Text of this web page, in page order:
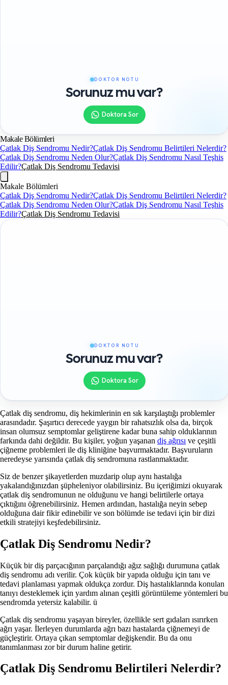
DOKTOR NOTU
Sorunuz mu var?
Doktora Sor
Makale Bölümleri
Çatlak Diş Sendromu Nedir?Çatlak Diş Sendromu Belirtileri Nelerdir?
Çatlak Diş Sendromu Neden Olur?Çatlak Diş Sendromu Nasıl Teşhis
Edilir?Çatlak Diş Sendromu Tedavisi
Makale Bölümleri
Çatlak Diş Sendromu Nedir?Çatlak Diş Sendromu Belirtileri Nelerdir?
Çatlak Diş Sendromu Neden Olur?Çatlak Diş Sendromu Nasıl Teşhis
Edilir?Çatlak Diş Sendromu Tedavisi
DOKTOR NOTU
Sorunuz mu var?
Doktora Sor
Çatlak diş sendromu, diş hekimlerinin en sık karşılaştığı problemler
arasındadır. Şaşırtıcı derecede yaygın bir rahatsızlık olsa da, birçok
insan olumsuz semptomlar geliştirene kadar buna sahip olduklarının
farkında dahi değildir. Bu kişiler, yoğun yaşanan diş ağrısı ve çeşitli
çiğneme problemleri ile diş kliniğine başvurmaktadır. Başvuruların
neredeyse yarısında çatlak diş sendromuna rastlanmaktadır.
Siz de benzer şikayetlerden muzdarip olup aynı hastalığa
yakalandığınızdan şüpheleniyor olabilirsiniz. Bu içeriğimizi okuyarak
çatlak diş sendromunun ne olduğunu ve hangi belirtilerle ortaya
çıktığını öğrenebilirsiniz. Hemen ardından, hastalığa neyin sebep
olduğuna dair fikir edinebilir ve son bölümde ise tedavi için bir dizi
etkili stratejiyi keşfedebilirsiniz.
Çatlak Diş Sendromu Nedir?
Küçük bir diş parçacığının parçalandığı ağız sağlığı durumuna çatlak
diş sendromu adı verilir. Çok küçük bir yapıda olduğu için tanı ve
tedavi planlaması yapmak oldukça zordur. Diş hastalıklarında konulan
tanıyı desteklemek için yardım alınan çeşitli görüntüleme yöntemleri bu
sendromda yetersiz kalabilir. ü
Çatlak diş sendromu yaşayan bireyler, özellikle sert gıdaları ısırırken
ağrı yaşar. İlerleyen durumlarda ağrı bazı hastalarda çiğnemeyi de
güçleştirir. Ortaya çıkan semptomlar değişkendir. Bu da onu
tanımlanması zor bir durum haline getirir.
Çatlak Diş Sendromu Belirtileri Nelerdir?